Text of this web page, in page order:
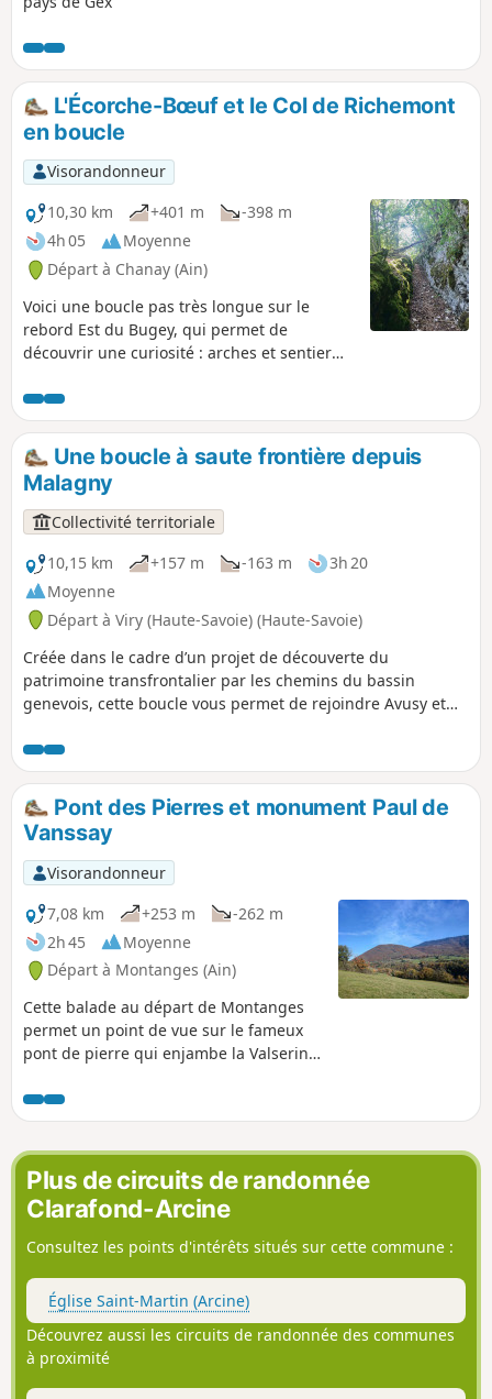
L'Écorche-Bœuf et le Col de Richemont
en boucle
Visorandonneur
10,30 km
+401 m
-398 m
4h 05
Moyenne
Départ à Chanay (Ain)
Voici une boucle pas très longue sur le
rebord Est du Bugey, qui permet de
découvrir une curiosité : arches et sentier
quelques échappées vers les Alpes en
redescendant du Col de Richemont.
Une boucle à saute frontière depuis
Malagny
Collectivité territoriale
10,15 km
+157 m -163 m
3h 20
Moyenne
Départ à Viry (Haute-Savoie) (Haute-Savoie)
Créée dans le cadre d’un projet de découverte du
patrimoine transfrontalier par les chemins du bassin
genevois, cette boucle vous permet de rejoindre Avusy et
traversée des trois villages vous permettra de profiter d'un
patrimoine bâti encore bien préservé, avec notamment le
château de Champlong, l'église d'Avusy, les fontaines de
Sézegnin ou encore les ponts sur la Laire. Vous apprécierez
également la diversité des milieux naturels rencontrés, avec
les bois d'Humilly, le remarquable biotope protégé des
Teppes de la Repentance, les bords de la Laire et le
vignoble de la champagne genevoise.
Pont des Pierres et monument Paul de
Vanssay
Visorandonneur
7,08 km
+253 m
-262 m
2h 45
Moyenne
Départ à Montanges (Ain)
Cette balade au départ de Montanges
permet un point de vue sur le fameux
pont de pierre qui enjambe la Valserine
de Vanssay, héros de la Résistance.
Plus de circuits de randonnée
Clarafond-Arcine
Consultez les points d'intérêts situés sur cette commune :
Église Saint-Martin (Arcine)
Découvrez aussi les circuits de randonnée des communes
à proximité